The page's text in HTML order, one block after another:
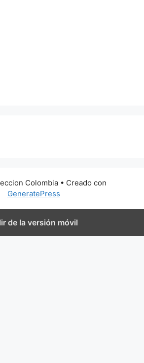
Colombia• Creado con
GeneratePress
de la versión móvil